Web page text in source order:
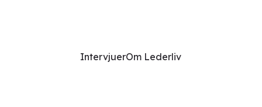
IntervjuerOm Lederliv